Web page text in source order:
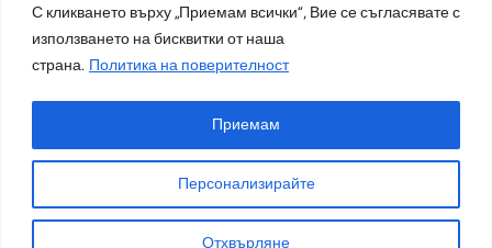
С кликването върху „Приемам всички“, Вие се съгласявате с
използването на бисквитки от наша
страна. Политика на поверителност
Персонализирайте
Отхвърляне
Приемам
Контакти
silvina@superproduktivnost.com
LinkedIn
© 2025 Супер Продуктивност.
Общи условия
Политика на поверителност